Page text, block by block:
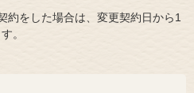
をした場合は、変更契約日から1
。